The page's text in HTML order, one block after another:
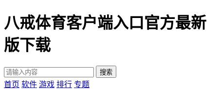
八戒体育客户端入口官方最新
版下载
首页 软件 游戏 排行 专题